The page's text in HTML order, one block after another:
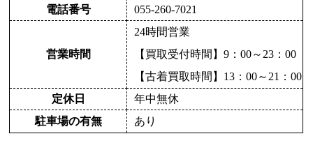
電話番号
055-260-7021
営業時間
24時間営業
【買取受付時間】9：00～23：00
【古着買取時間】13：00～21：00
定休日
年中無休
駐車場の有無
あり